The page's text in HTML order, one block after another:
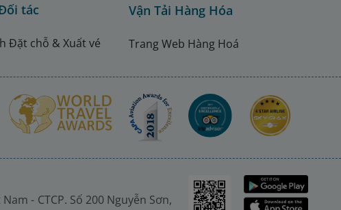
tác
Đặt chỗ & Xuất vé
Vận Tải Hàng Hóa
Trang Web Hàng Hoá
- CTCP. Số 200 Nguyễn Sơn,